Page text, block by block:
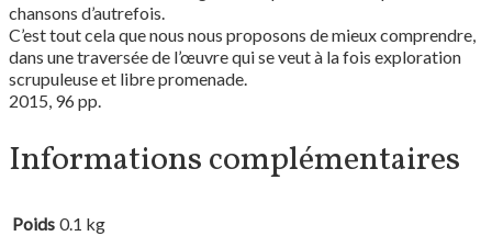
chansons d’autrefois.
C’est tout cela que nous nous proposons de mieux comprendre,
dans une traversée de l’œuvre qui se veut à la fois exploration
scrupuleuse et libre promenade.
2015, 96 pp.
Informations complémentaires
Poids 0.1 kg